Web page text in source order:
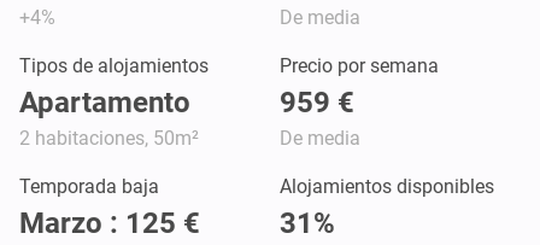
+4% De media
Tipos de alojamientos
Apartamento
2 habitaciones, 50m²
Precio por semana
959 €
De media
Temporada baja
Marzo : 125 €
Alojamientos disponibles
31%